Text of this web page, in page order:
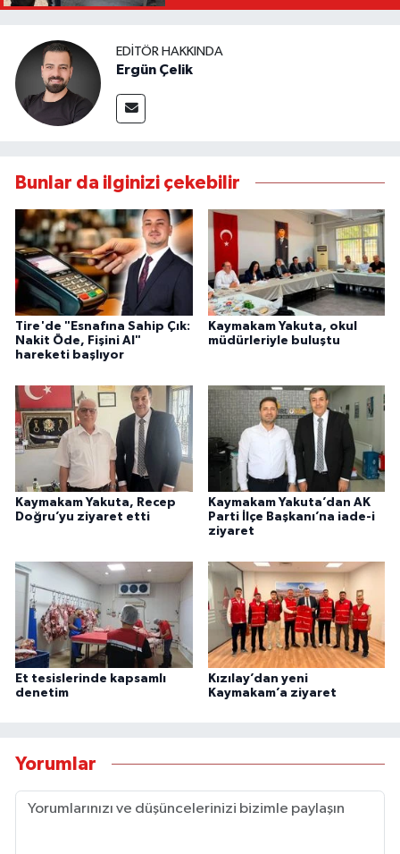
EDITÖR HAKKINDA
Ergün Çelik
Bunlar da ilginizi çekebilir
Tire'de "Esnafına Sahip Çık:
Nakit Öde, Fişini Al"
hareketi başlıyor
Kaymakam Yakuta, okul
müdürleriyle buluştu
Kaymakam Yakuta, Recep
Doğru’yu ziyaret etti
Kaymakam Yakuta’dan AK
Parti İlçe Başkanı’na iade-i
ziyaret
Et tesislerinde kapsamlı
denetim
Kızılay’dan yeni
Kaymakam’a ziyaret
Yorumlar